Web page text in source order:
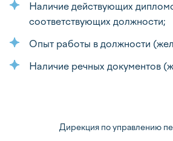
Наличие действующих
соответствующих должности;
Опыт работы в должности
Наличие речных документов
Дирекция по управлению